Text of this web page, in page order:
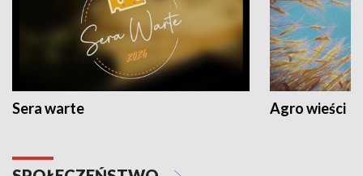
Sera warte Agro wieści